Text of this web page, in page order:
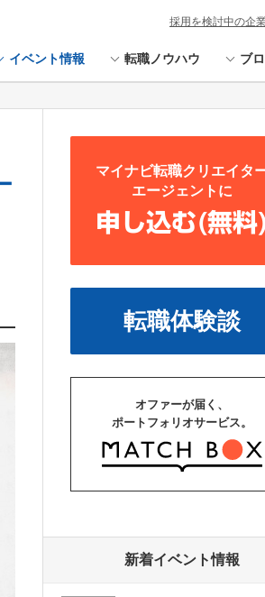
イベント情報 転職ノウハウ ブ
採用を検討中の企
マイナビ転職クリエイタ
エージェントに
申し込む(無料)
転職体験談
オファーが届く、
ポートフォリオサービス。
新着イベント情報